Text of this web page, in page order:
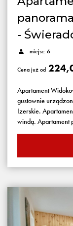
-
miejsc: 6
Cena już od
Apartament
gustownie
Izerskie.
windą. Apartament